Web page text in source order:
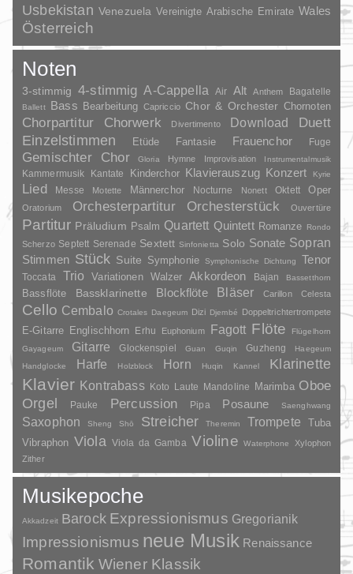
Usbekistan Venezuela Vereinigte Arabische Emirate Wales
Österreich
Noten
3-stimmig 4-stimmig A-Cappella Air Alt Anthem Bagatelle
Ballett Bass Bearbeitung Capriccio Chor & Orchester Chornoten
Chorpartitur Chorwerk Divertimento Download
Duett
Einzelstimmen
Etüde Fantasie Frauenchor Fuge
Gemischter Chor Gloria Hymne Improvisation Instrumentalmusik
Kammermusik Kantate Kinderchor Klavierauszug Konzert Kyrie
Lied Messe Motette Männerchor Nocturne Nonett Oktett Oper
Oratorium Orchesterpartitur Orchesterstück Ouvertüre
Partitur Präludium Psalm Quartett Quintett Romanze Rondo
Scherzo Septett Serenade Sextett Sinfonietta Solo Sonate Sopran
Stimmen Stück Suite Symphonie Symphonische Dichtung Tenor
Toccata Trio Variationen Walzer Akkordeon Bajan Bassetthorn
Bassflöte Bassklarinette Blockflöte Bläser Carillon Celesta
Cello Cembalo Crotales Daegeum Dizi Djembé Doppeltrichtertrompete
E-Gitarre Englischhorn Erhu Euphonium Fagott Flöte
Flügelhorn
Gayageum
Gitarre Glockenspiel Guan Guqin Guzheng
Haegeum
Handglocke
Harfe Holzblock Horn Huqin Kannel Klarinette
Klavier Kontrabass Koto Laute Mandoline Marimba Oboe
Orgel Pauke Percussion Pipa Posaune Saenghwang
Saxophon Sheng Shō Streicher Theremin Trompete
Tuba
Vibraphon Viola Viola da Gamba Violine Waterphone
Xylophon
Zither
Musikepoche
Akkadzeit Barock Expressionismus Gregorianik
Impressionismus neue Musik Renaissance
Romantik Wiener Klassik